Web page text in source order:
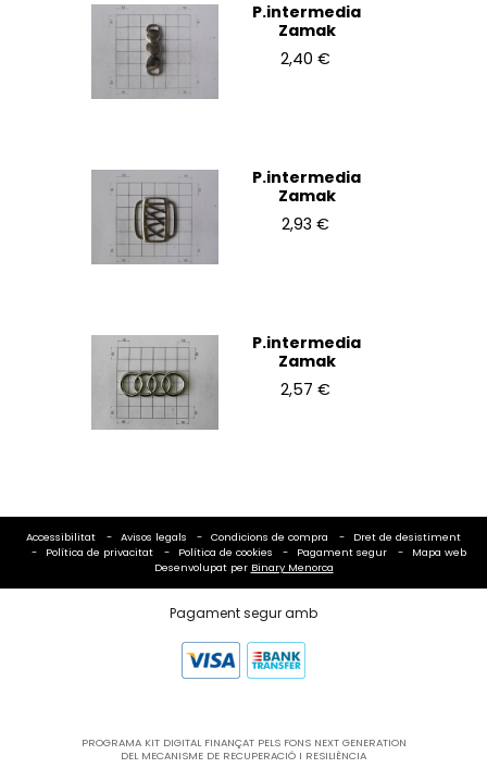
P.intermedia
Zamak
2,40 €
P.intermedia
Zamak
2,93 €
P.intermedia
Zamak
2,57 €
Accessibilitat Avisos legals Condicions de compra
Dret de desistiment
Política de privacitat
Política de cookies Pagament segur
Mapa web
Desenvolupat per Binary Menorca
Pagament segur amb
PROGRAMA KIT DIGITAL FINANÇAT PELS FONS NEXT GENERATION
DEL MECANISME DE RECUPERACIÓ I RESILIÈNCIA